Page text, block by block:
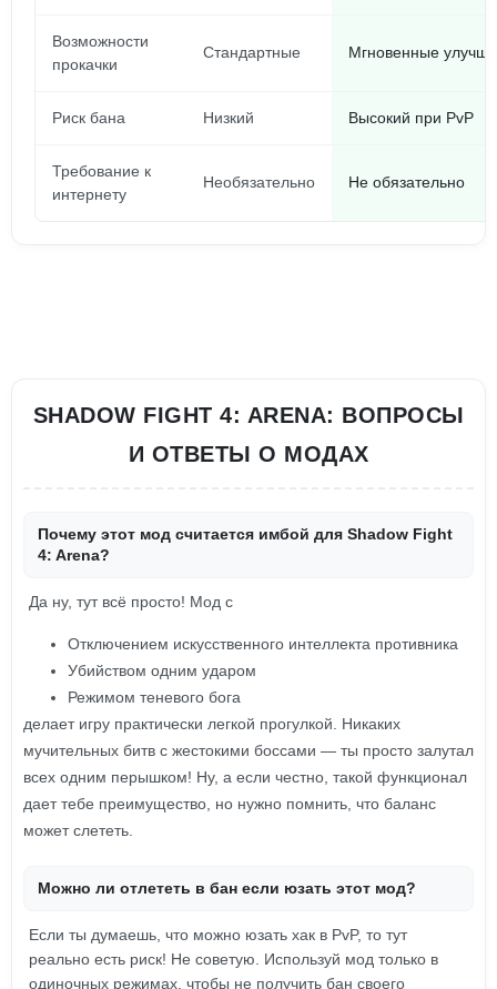
Возможности
прокачки
Стандартные Мгновенные
Риск бана Низкий Высокий при PvP
Требование к
интернету
Необязательно Не обязательно
SHADOW FIGHT 4: ARENA: ВОПРОСЫ
И ОТВЕТЫ О МОДАХ
Почему этот мод считается имбой для Shadow Fight
4: Arena?
Да ну, тут всё просто! Мод с
Отключением искусственного интеллекта противника
Убийством одним ударом
Режимом теневого бога
делает игру практически легкой прогулкой. Никаких
мучительных битв с жестокими боссами — ты просто залутал
всех одним перышком! Ну, а если честно, такой функционал
дает тебе преимущество, но нужно помнить, что баланс
может слететь.
Можно ли отлететь в бан если юзать этот мод?
Если ты думаешь, что можно юзать хак в PvP, то тут
реально есть риск! Не советую. Используй мод только в
одиночных режимах, чтобы не получить бан своего